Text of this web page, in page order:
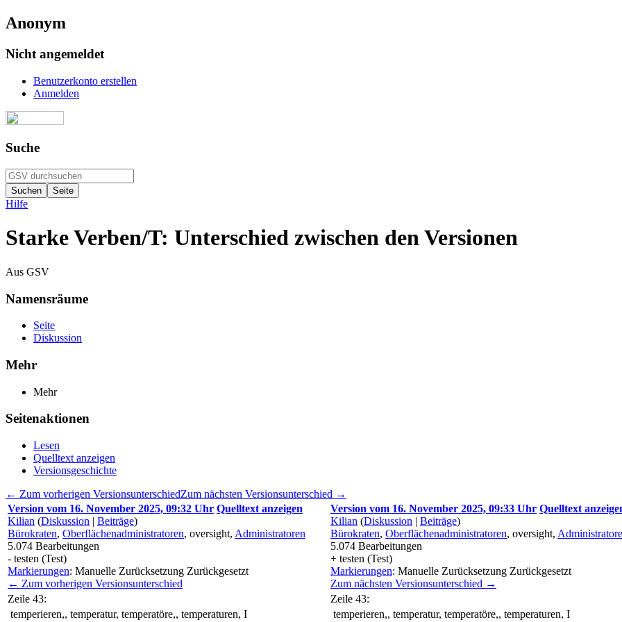
Anonym
Nicht angemeldet
Benutzerkonto erstellen
Anmelden
Suche
Hilfe
Starke Verben/T: Unterschied zwischen den Versionen
Aus GSV
Namensräume
Seite
Diskussion
Mehr
Mehr
Seitenaktionen
Lesen
Quelltext anzeigen
Versionsgeschichte
← Zum vorherigen VersionsunterschiedZum nächsten Versionsunterschied →
Version vom 16. November 2025, 09:32 Uhr Quelltext anzeigen
Kilian (Diskussion | Beiträge)
Bürokraten, Oberflächenadministratoren, oversight, Administratoren
5.074 Bearbeitungen
- testen (Test)
Markierungen: Manuelle Zurücksetzung Zurückgesetzt
← Zum vorherigen Versionsunterschied
Version vom 16. November 2025, 09:33 Uhr Quelltext
Kilian (Diskussion | Beiträge)
Bürokraten, Oberflächenadministratoren, oversight,
5.074 Bearbeitungen
+ testen (Test)
Markierungen: Manuelle Zurücksetzung Zurückgesetzt
Zum nächsten Versionsunterschied →
Zeile 43:
Zeile 43:
temperieren,, temperatur, temperatöre,, temperaturen, I
temperieren,, temperatur, temperatöre,, temperaturen, I